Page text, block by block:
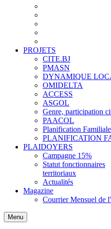
PROJETS
CITE.BJ
PMASN
DYNAMIQUE
OMIDELTA
ACCESS
ASGOL
Genre, participation
PAACOL
Planification Familiale
PLANIFICATION
PLAIDOYERS
Campagne 15%
Statut fonctionnaires
territoriaux
Actualités
Magazine
Courrier Mensuel de
Menu